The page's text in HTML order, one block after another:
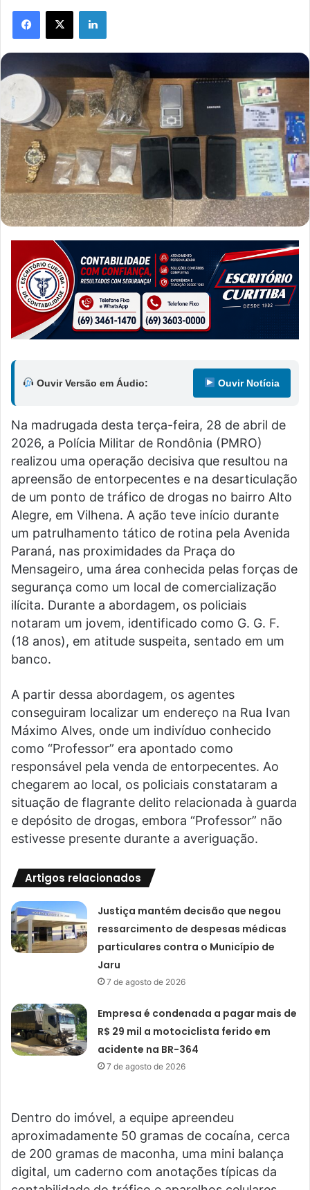
Facebook
X Linkedin
Ouvir Versão em Áudio: Ouvir Notícia
Na madrugada desta terça-feira, 28 de abril de
2026, a Polícia Militar de Rondônia (PMRO)
realizou uma operação decisiva que resultou na
apreensão de entorpecentes e na desarticulação
de um ponto de tráfico de drogas no bairro Alto
Alegre, em Vilhena. A ação teve início durante
um patrulhamento tático de rotina pela Avenida
Paraná, nas proximidades da Praça do
Mensageiro, uma área conhecida pelas forças de
segurança como um local de comercialização
ilícita. Durante a abordagem, os policiais
notaram um jovem, identificado como G. G. F.
(18 anos), em atitude suspeita, sentado em um
banco.
A partir dessa abordagem, os agentes
conseguiram localizar um endereço na Rua Ivan
Máximo Alves, onde um indivíduo conhecido
como “Professor” era apontado como
responsável pela venda de entorpecentes. Ao
chegarem ao local, os policiais constataram a
situação de flagrante delito relacionada à guarda
e depósito de drogas, embora “Professor” não
estivesse presente durante a averiguação.
Artigos relacionados
Justiça mantém decisão que negou
ressarcimento de despesas médicas
particulares contra o Município de
Jaru
7 de agosto de 2026
Empresa é condenada a pagar mais de
R$ 29 mil a motociclista ferido em
acidente na BR-364
7 de agosto de 2026
Dentro do imóvel, a equipe apreendeu
aproximadamente 50 gramas de cocaína, cerca
de 200 gramas de maconha, uma mini balança
digital, um caderno com anotações típicas da